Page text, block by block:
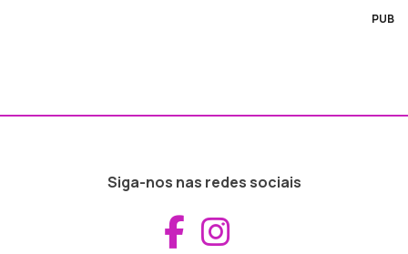
PUB
Siga-nos nas redes sociais
Aceder ao